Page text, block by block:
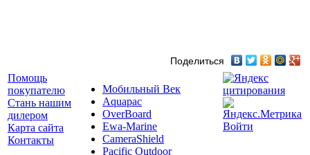
Поделиться
Помощь
покупателю
Стань нашим
дилером
Карта сайта
Контакты
Мобильный Век
Aquapac
OverBoard
Ewa-Marine
CameraShield
Pacific Outdoor
Войти